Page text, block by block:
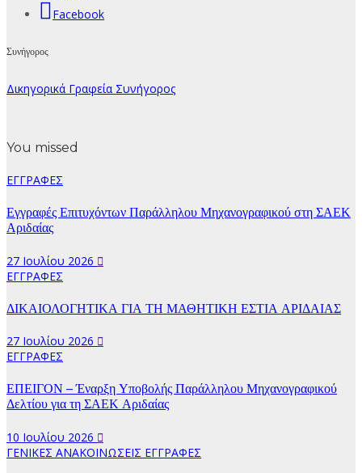
Facebook
Συνήγορος
Δικηγορικά Γραφεία Συνήγορος
You missed
ΕΓΓΡΑΦΕΣ
Εγγραφές Επιτυχόντων Παράλληλου Μηχανογραφικού στη ΣΑΕΚ
Αριδαίας
27 Ιουλίου 2026
ΕΓΓΡΑΦΕΣ
ΔΙΚΑΙΟΛΟΓΗΤΙΚΑ ΓΙΑ ΤΗ ΜΑΘΗΤΙΚΗ ΕΣΤΙΑ ΑΡΙΔΑΙΑΣ
27 Ιουλίου 2026
ΕΓΓΡΑΦΕΣ
ΕΠΕΙΓΟΝ – Έναρξη Υποβολής Παράλληλου Μηχανογραφικού
Δελτίου για τη ΣΑΕΚ Αριδαίας
10 Ιουλίου 2026
ΓΕΝΙΚΕΣ ΑΝΑΚΟΙΝΩΣΕΙΣ ΕΓΓΡΑΦΕΣ